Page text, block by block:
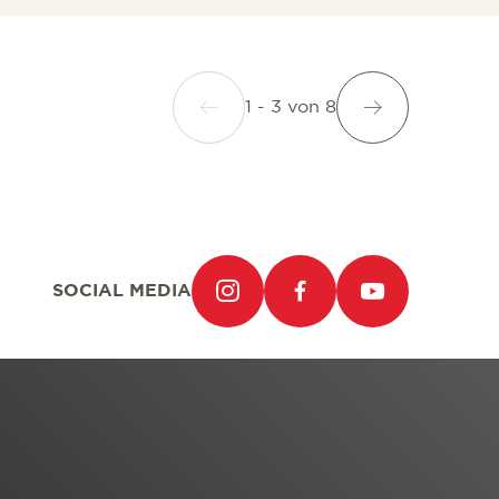
1 - 3 von 8
SOCIAL MEDIA